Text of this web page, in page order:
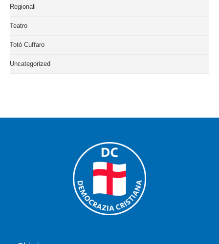
Regionali
Teatro
Totò Cuffaro
Uncategorized